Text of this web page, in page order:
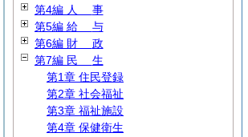
第4編 人 事
第5編 給 与
第6編 財 政
第7編 民 生
第1章 住民登録
第2章 社会福祉
第3章 福祉施設
第4章 保健衛生